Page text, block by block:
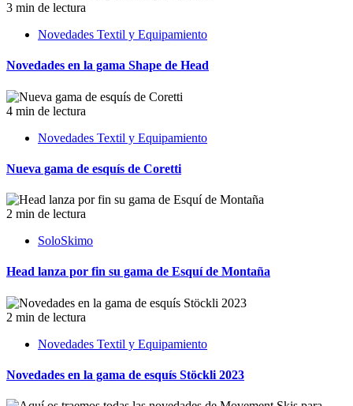
3 min de lectura
Novedades Textil y Equipamiento
Novedades en la gama Shape de Head
4 min de lectura
Novedades Textil y Equipamiento
Nueva gama de esquís de Coretti
2 min de lectura
SoloSkimo
Head lanza por fin su gama de Esquí de Montaña
2 min de lectura
Novedades Textil y Equipamiento
Novedades en la gama de esquís Stöckli 2023